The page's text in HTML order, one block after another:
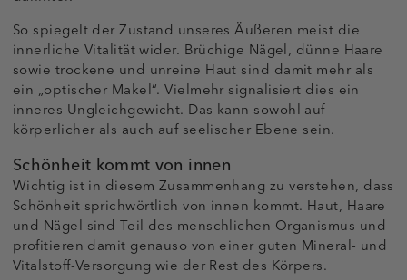
So spiegelt der Zustand unseres Äußeren meist die
innerliche Vitalität wider. Brüchige Nägel, dünne Haare
sowie trockene und unreine Haut sind damit mehr als
ein „optischer Makel“. Vielmehr signalisiert dies ein
inneres Ungleichgewicht. Das kann sowohl auf
körperlicher als auch auf seelischer Ebene sein.
Schönheit kommt von innen
Wichtig ist in diesem Zusammenhang zu verstehen, dass
Schönheit sprichwörtlich von innen kommt. Haut, Haare
und Nägel sind Teil des menschlichen Organismus und
profitieren damit genauso von einer guten Mineral- und
Vitalstoff-Versorgung wie der Rest des Körpers.